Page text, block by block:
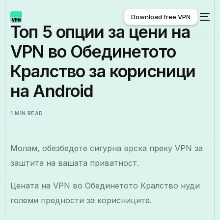
Download free VPN
Download free VPN
Топ 5 опции за цени на
VPN во Обединетото
Кралство за корисници
на Android
1 MIN READ
Молам, обезбедете сигурна врска преку VPN за
заштита на вашата приватност.
Цената на VPN во Обединетото Кралство нуди
големи предности за корисниците.